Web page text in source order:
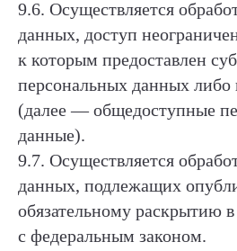
9.6. Осуществляется
данных, доступ
к которым предоставлен
персональных данных либо
(далее — общедоступные
данные).
9.7. Осуществляется
данных, подлежащих
обязательному раскрытию в
с федеральным законом.
Ваш вопрос или предложение (в запросе
способ, как с Вами связаться для ответа)
ИЛИ У ВАС ЕСТЬ ВОПРОС
ИЛИ ПРЕДЛОЖЕНИЕ
— ЗАПОЛНИТЕ ФОРМУ: